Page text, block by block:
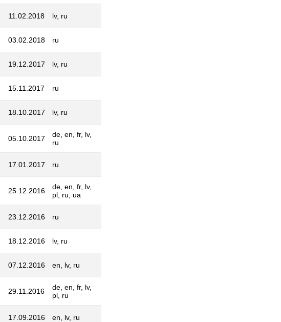
11.02.2018 lv, ru
03.02.2018 ru
19.12.2017 lv, ru
15.11.2017 ru
18.10.2017 lv, ru
05.10.2017
de, en, fr, lv,
ru
17.01.2017 ru
25.12.2016
de, en, fr, lv,
pl, ru, ua
23.12.2016 ru
18.12.2016 lv, ru
07.12.2016 en, lv, ru
29.11.2016
de, en, fr, lv,
pl, ru
17.09.2016 en, lv, ru